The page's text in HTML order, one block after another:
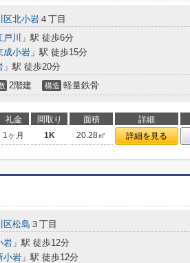
区北小岩 ４丁目
戸川 」駅 徒歩6分
成小岩 」駅 徒歩15分
」駅 徒歩20分
2階建 構造 軽量鉄骨
礼金 間取り 面積 詳細
1ヶ月 1K 20.28㎡ 詳細を見る
区松島 ３丁目
岩 」駅 徒歩12分
小岩 」駅 徒歩12分